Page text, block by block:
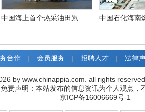
合作 | 会员服务 | 招聘人才 | 法律
by www.chinappia.com. all rights
责声明：本站发布的信息资讯为个人观点，
京ICP备16006669号-1